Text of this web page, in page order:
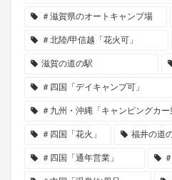
＃滋賀県のオートキャンプ場
＃北陸/甲信越「花火可」
滋賀の道の駅
＃四国「デイキャンプ可」
＃九州・沖縄「キャンピングカー
＃四国「花火」 福井の道
＃四国「通年営業」